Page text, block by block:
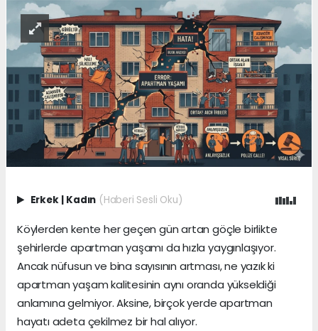
Erkek | Kadın (Haberi Sesli Oku)
Köylerden kente her geçen gün artan göçle birlikte
şehirlerde apartman yaşamı da hızla yaygınlaşıyor.
Ancak nüfusun ve bina sayısının artması, ne yazık ki
apartman yaşam kalitesinin aynı oranda yükseldiği
anlamına gelmiyor. Aksine, birçok yerde apartman
hayatı adeta çekilmez bir hal alıyor.